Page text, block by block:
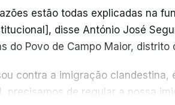
estão todas explicadas na
disse António José
do Povo de Campo Maior, distrito
contra a imigração
precisamos de regular a nossa